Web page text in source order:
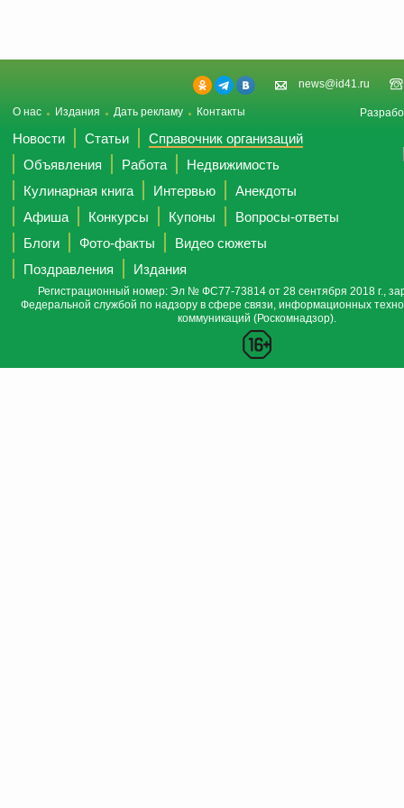
news@id41.ru
О нас Издания Дать рекламу Контакты
Новости Статьи
Справочник организаций
Объявления
Работа
Недвижимость
Кулинарная книга
Интервью
Анекдоты
Афиша
Конкурсы Купоны
Вопросы-ответы
Блоги
Фото-факты
Видео сюжеты
Поздравления
Издания
Регистрационный номер: Эл № ФС77-73814 от 28 сентября 2018 г.,
Федеральной службой по надзору в сфере связи, информационных
коммуникаций (Роскомнадзор).